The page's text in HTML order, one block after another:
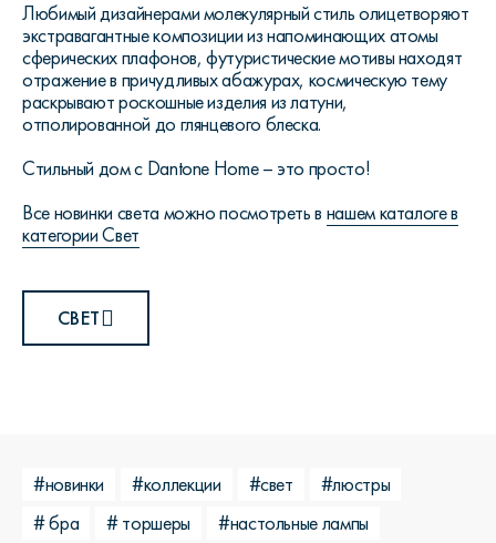
Любимый дизайнерами молекулярный стиль олицетворяют
экстравагантные композиции из напоминающих атомы
сферических плафонов, футуристические мотивы находят
отражение в причудливых абажурах, космическую тему
раскрывают роскошные изделия из латуни,
отполированной до глянцевого блеска.
Стильный дом с Dantone Home – это просто!
Все новинки света можно посмотреть в нашем каталоге в
категории Свет
СВЕТ
#новинки #коллекции #свет
#люстры
# бра
# торшеры
#настольные лампы